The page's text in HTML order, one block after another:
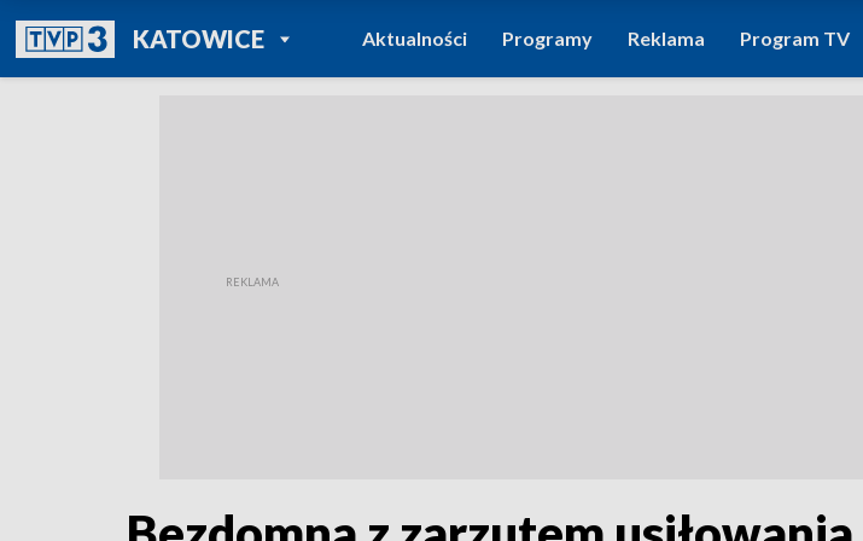
KATOWICEPOWRÓT DO
TVP REGIONY
Aktualności Programy Reklama Program TV